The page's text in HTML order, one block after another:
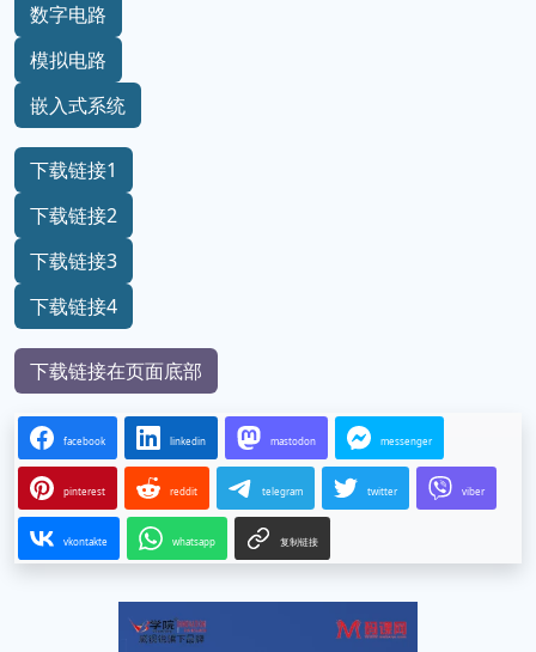
数字电路
模拟电路
嵌入式系统
下载链接1
下载链接2
下载链接3
下载链接4
下载链接在页面底部
facebook linkedin mastodon messenger
pinterest reddit telegram twitter viber
vkontakte whatsapp 复制链接